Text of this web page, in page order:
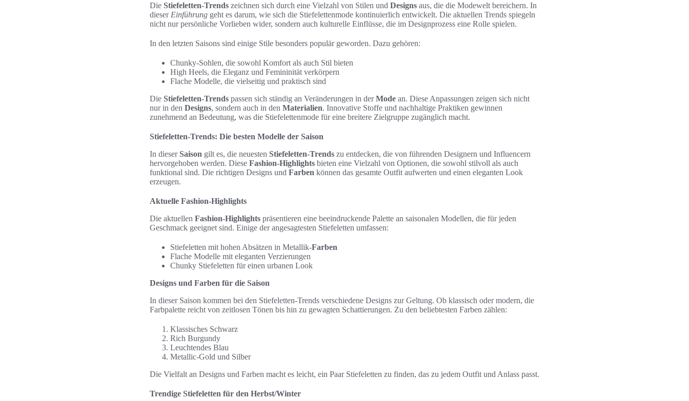
Die Stiefeletten-Trends zeichnen sich durch eine Vielzahl von Stilen und Designs aus, die die Modewelt bereichern. In
dieser Einführung geht es darum, wie sich die Stiefelettenmode kontinuierlich entwickelt. Die aktuellen Trends spiegeln
nicht nur persönliche Vorlieben wider, sondern auch kulturelle Einflüsse, die im Designprozess eine Rolle spielen.
In den letzten Saisons sind einige Stile besonders populär geworden. Dazu gehören:
Chunky-Sohlen, die sowohl Komfort als auch Stil bieten
High Heels, die Eleganz und Femininität verkörpern
Flache Modelle, die vielseitig und praktisch sind
Die Stiefeletten-Trends passen sich ständig an Veränderungen in derMode an. Diese Anpassungen zeigen sich nicht
nur in den Designs, sondern auch in den Materialien. Innovative Stoffe und nachhaltige Praktiken gewinnen
zunehmend an Bedeutung, was die Stiefelettenmode für eine breitere Zielgruppe zugänglich macht.
Stiefeletten-Trends: Die besten Modelle der Saison
In dieserSaison gilt es, die neuesten Stiefeletten-Trends zu entdecken, die von führenden Designern und Influencern
hervorgehoben werden. Diese Fashion-Highlights bieten eine Vielzahl von Optionen, die sowohl stilvoll als auch
funktional sind. Die richtigen Designs und Farben können das gesamte Outfit aufwerten und einen eleganten Look
erzeugen.
Aktuelle Fashion-Highlights
Die aktuellen Fashion-Highlights präsentieren eine beeindruckende Palette an saisonalen Modellen, die für jeden
Geschmack geeignet sind. Einige der angesagtesten Stiefeletten umfassen:
Stiefeletten mit hohen Absätzen in Metallik-Farben
Flache Modelle mit eleganten Verzierungen
Chunky Stiefeletten für einen urbanen Look
Designs und Farben für die Saison
In dieser Saison kommen bei den Stiefeletten-Trends verschiedene Designs zur Geltung. Ob klassisch oder modern, die
Farbpalette reicht von zeitlosen Tönen bis hin zu gewagten Schattierungen. Zu den beliebtesten Farben zählen:
Klassisches Schwarz
Rich Burgundy
Leuchtendes Blau
Metallic-Gold und Silber
Die Vielfalt an Designs und Farben macht es leicht, ein Paar Stiefeletten zu finden, das zu jedem Outfit und Anlass passt.
Trendige Stiefeletten für den Herbst/Winter